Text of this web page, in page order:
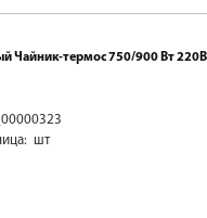
Чайник-термос 750/900 Вт
шт